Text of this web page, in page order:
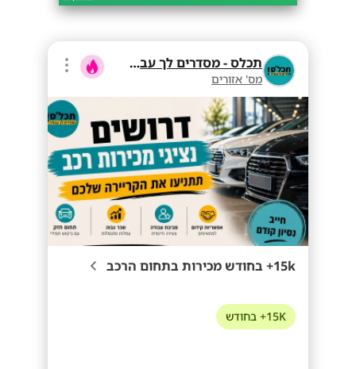
תכלס - מסדרים לך עבודה
מס' אזורים
15k+ בחודש מכירות בתחום הרכב
15K+ בחודש